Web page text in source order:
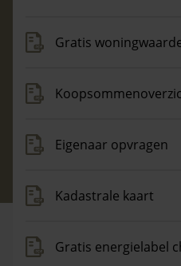
Maandag t/m vrijdag -
Gratis
Eigenaar opvragen
Kadastrale kaart
Gratis energielabel